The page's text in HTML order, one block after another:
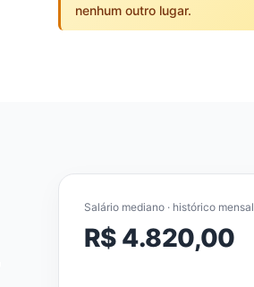
nenhum outro lugar.
Salário mediano · histórico mensal
R$ 4.820,00